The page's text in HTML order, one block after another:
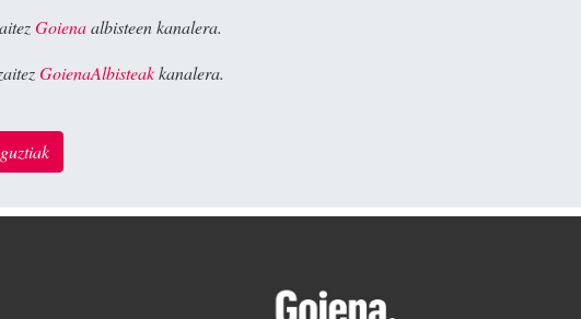
Goienaalbisteen kanalera.
GoienaAlbisteakkanalera.